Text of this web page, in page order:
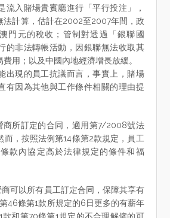
流入賭場貴賓廳進行「平行投注」，
法計算，估計在2002至2007年間，政
門元的稅收；管制對透過「銀聯國
的非法轉帳活動，因銀聯無法收取其
用；以及中國內地經濟增長放緩。
出現的員工抗議而言，事實上，賭場
有因為其他與工作條件相關的理由提
商所訂定的合同，適用第7/2008號法
而，按照法例第14條第2款規定，員工
款內協定高於法律規定的條件和福
可以所有員工訂定合同，保障其享有
46條第1款所規定的6日更多的有薪年